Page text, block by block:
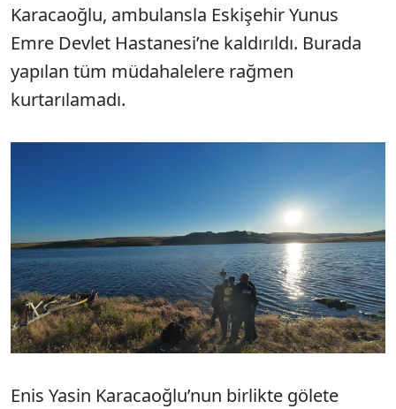
Karacaoğlu, ambulansla Eskişehir Yunus
Emre Devlet Hastanesi’ne kaldırıldı. Burada
yapılan tüm müdahalelere rağmen
kurtarılamadı.
Enis Yasin Karacaoğlu’nun birlikte gölete